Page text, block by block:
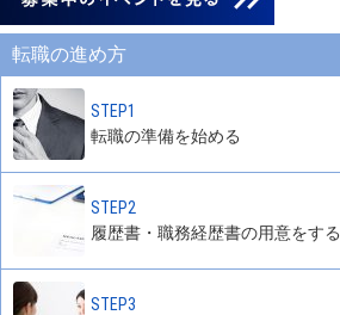
転職の進め方
STEP1
転職の準備を始める
STEP2
履歴書・職務経歴書の用意をする
STEP3